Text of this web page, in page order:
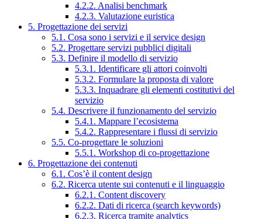
4.2.2. Analisi benchmark
4.2.3. Valutazione euristica
5. Progettazione dei servizi
5.1. Cosa sono i servizi e il service design
5.2. Progettare servizi pubblici digitali
5.3. Definire il modello di servizio
5.3.1. Identificare gli attori coinvolti
5.3.2. Formulare la proposta di valore
5.3.3. Inquadrare gli elementi costitutivi del
servizio
5.4. Descrivere il funzionamento del servizio
5.4.1. Mappare l’ecosistema
5.4.2. Rappresentare i flussi di servizio
5.5. Co-progettare le soluzioni
5.5.1. Workshop di co-progettazione
6. Progettazione dei contenuti
6.1. Cos’è il content design
6.2. Ricerca utente sui contenuti e il linguaggio
6.2.1. Content discovery
6.2.2. Dati di ricerca (search keywords)
6.2.3. Ricerca tramite analytics